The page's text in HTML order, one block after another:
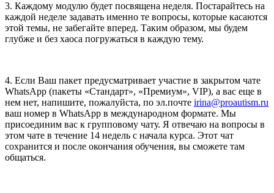
3. Каждому модулю будет посвящена неделя. Постарайтесь на
каждой неделе задавать именно те вопросы, которые касаются
этой темы, не забегайте вперед. Таким образом, мы будем
глубже и без хаоса погружаться в каждую тему.
4. Если Ваш пакет предусматривает участие в закрытом чате
WhatsApp (пакеты «Стандарт», «Премиум», VIP), а вас еще в
нем нет, напишите, пожалуйста, по эл.почте irina@proautism.ru
ваш номер в WhatsApp в международном формате. Мы
присоединим вас к групповому чату. Я отвечаю на вопросы в
этом чате в течение 14 недель с начала курса. Этот чат
сохранится и после окончания обучения, вы сможете там
общаться.